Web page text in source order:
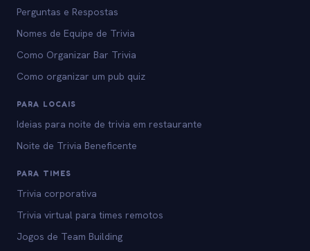
Perguntas e Respostas
Nomes de Equipe de Trivia
Como Organizar Bar Trivia
Como organizar um pub quiz
PARA LOCAIS
Ideias para noite de trivia em restaurante
Noite de Trivia Beneficente
PARA TIMES
Trivia corporativa
Trivia virtual para times remotos
Jogos de Team Building